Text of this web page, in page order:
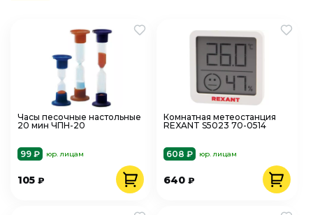
Часы песочные настольные
20 мин ЧПН-20
99 ₽ юр. лицам
105 ₽
Комнатная метеостанция
REXANT S5023 70-0514
608 ₽ юр. лицам
640₽